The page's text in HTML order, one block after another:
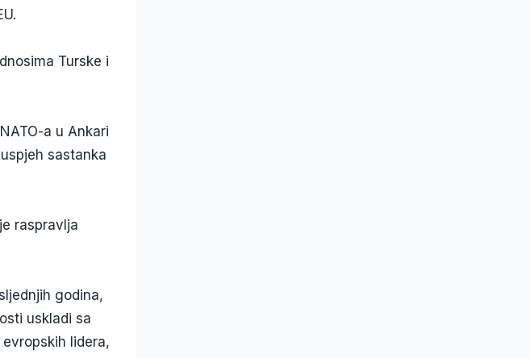
Turske i
a u Ankari
sastanka
raspravlja
godina,
uskladi sa
lidera,